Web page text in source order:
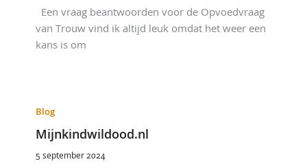
Een vraag beantwoorden voor de Opvoedvraag
van Trouw vind ik altijd leuk omdat het weer een
kans is om
Blog
Mijnkindwildood.nl
5 september 2024